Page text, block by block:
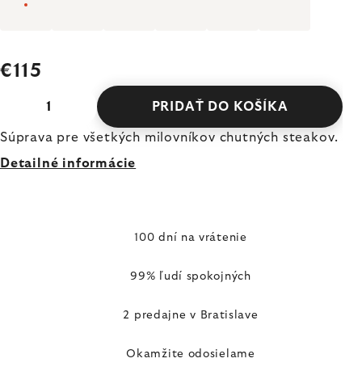
€115
PRIDAŤ DO KOŠÍKA
Súprava pre všetkých milovníkov chutných steakov.
Detailné informácie
100 dní na vrátenie
99% ľudí spokojných
2 predajne v Bratislave
Okamžite odosielame